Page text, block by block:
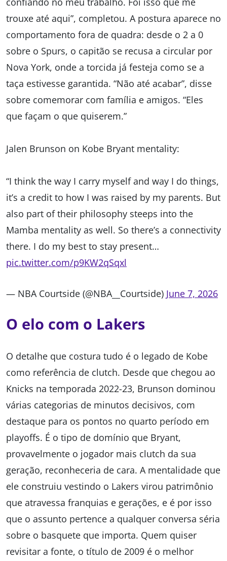
trouxe até aqui”, completou. A postura aparece no
comportamento fora de quadra: desde o 2 a 0
sobre o Spurs, o capitão se recusa a circular por
Nova York, onde a torcida já festeja como se a
taça estivesse garantida. “Não até acabar”, disse
sobre comemorar com família e amigos. “Eles
que façam o que quiserem.”
Jalen Brunson on Kobe Bryant mentality:
“I think the way I carry myself and way I do things,
it’s a credit to how I was raised by my parents. But
also part of their philosophy steeps into the
Mamba mentality as well. So there’s a connectivity
there. I do my best to stay present…
pic.twitter.com/p9KW2qSqxl
— NBA Courtside (@NBA__Courtside) June 7, 2026
O elo com o Lakers
O detalhe que costura tudo é o legado de Kobe
como referência de clutch. Desde que chegou ao
Knicks na temporada 2022-23, Brunson dominou
várias categorias de minutos decisivos, com
destaque para os pontos no quarto período em
playoffs. É o tipo de domínio que Bryant,
provavelmente o jogador mais clutch da sua
geração, reconheceria de cara. A mentalidade que
ele construiu vestindo o Lakers virou patrimônio
que atravessa franquias e gerações, e é por isso
que o assunto pertence a qualquer conversa séria
sobre o basquete que importa. Quem quiser
revisitar a fonte, o título de 2009 é o melhor